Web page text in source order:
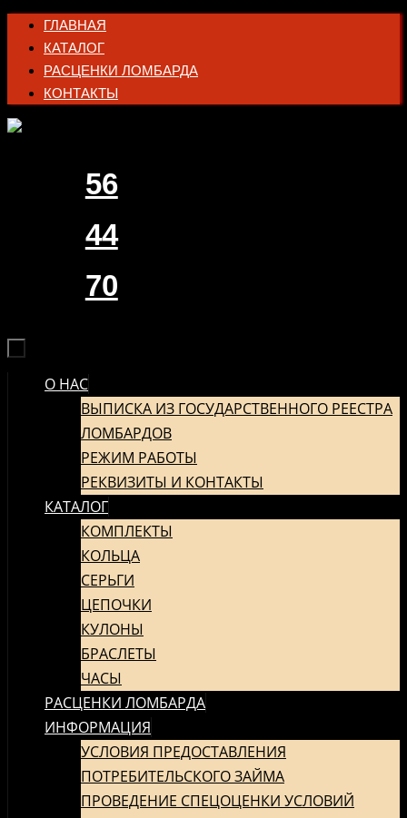
Перейти
содержимому
ГЛАВНАЯ
КАТАЛОГ
РАСЦЕНКИ ЛОМБАРДА
КОНТАКТЫ
56
44
70
ПЕРЕЙТИ
СОДЕРЖИМОМУ
О НАС
ВЫПИСКА ИЗ ГОСУДАРСТВЕННОГО РЕЕСТРА
ЛОМБАРДОВ
РЕЖИМ РАБОТЫ
РЕКВИЗИТЫ И КОНТАКТЫ
КАТАЛОГ
КОМПЛЕКТЫ
КОЛЬЦА
СЕРЬГИ
ЦЕПОЧКИ
КУЛОНЫ
БРАСЛЕТЫ
ЧАСЫ
РАСЦЕНКИ ЛОМБАРДА
ИНФОРМАЦИЯ
УСЛОВИЯ ПРЕДОСТАВЛЕНИЯ
ПОТРЕБИТЕЛЬСКОГО ЗАЙМА
ПРОВЕДЕНИЕ СПЕЦОЦЕНКИ УСЛОВИЙ